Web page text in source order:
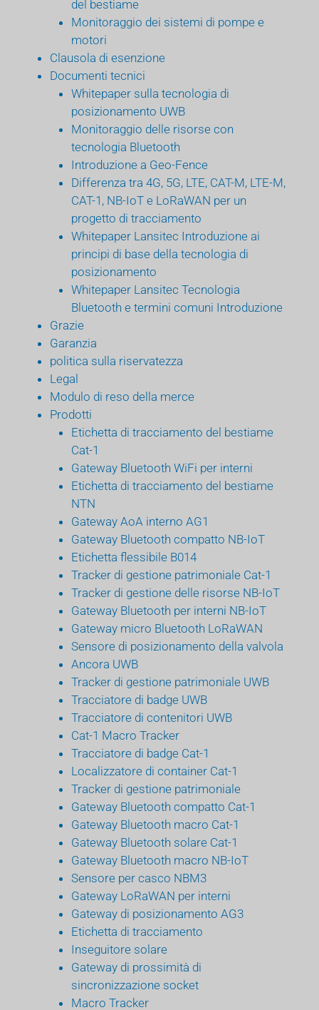
del bestiame
Monitoraggio dei sistemi di pompe e
motori
Clausola di esenzione
Documenti tecnici
Whitepaper sulla tecnologia di
posizionamento UWB
Monitoraggio delle risorse con
tecnologia Bluetooth
Introduzione a Geo-Fence
Differenza tra 4G, 5G, LTE, CAT-M, LTE-M,
CAT-1, NB-IoT e LoRaWAN per un
progetto di tracciamento
Whitepaper Lansitec Introduzione ai
principi di base della tecnologia di
posizionamento
Whitepaper Lansitec Tecnologia
Bluetooth e termini comuni Introduzione
Grazie
Garanzia
politica sulla riservatezza
Legal
Modulo di reso della merce
Prodotti
Etichetta di tracciamento del bestiame
Cat-1
Gateway Bluetooth WiFi per interni
Etichetta di tracciamento del bestiame
NTN
Gateway AoA interno AG1
Gateway Bluetooth compatto NB-IoT
Etichetta flessibile B014
Tracker di gestione patrimoniale Cat-1
Tracker di gestione delle risorse NB-IoT
Gateway Bluetooth per interni NB-IoT
Gateway micro Bluetooth LoRaWAN
Sensore di posizionamento della valvola
Ancora UWB
Tracker di gestione patrimoniale UWB
Tracciatore di badge UWB
Tracciatore di contenitori UWB
Cat-1 Macro Tracker
Tracciatore di badge Cat-1
Localizzatore di container Cat-1
Tracker di gestione patrimoniale
Gateway Bluetooth compatto Cat-1
Gateway Bluetooth macro Cat-1
Gateway Bluetooth solare Cat-1
Gateway Bluetooth macro NB-IoT
Sensore per casco NBM3
Gateway LoRaWAN per interni
Gateway di posizionamento AG3
Etichetta di tracciamento
Inseguitore solare
Gateway di prossimità di
sincronizzazione socket
Macro Tracker